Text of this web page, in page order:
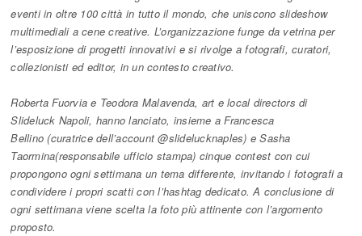
eventi in oltre 100 città in tutto il mondo, che uniscono slideshow
multimediali a cene creative. L’organizzazione funge da vetrina per
l’esposizione di progetti innovativi e si rivolge a fotografi, curatori,
collezionisti ed editor, in un contesto creativo.
Roberta Fuorvia e Teodora Malavenda, art e local directors di
Slideluck Napoli, hanno lanciato, insieme a Francesca
Bellino (curatrice dell’account @slidelucknaples) e Sasha
Taormina(responsabile ufficio stampa) cinque contest con cui
propongono ogni settimana un tema differente, invitando i fotografi a
condividere i propri scatti con l’hashtag dedicato. A conclusione di
ogni settimana viene scelta la foto più attinente con l’argomento
proposto.